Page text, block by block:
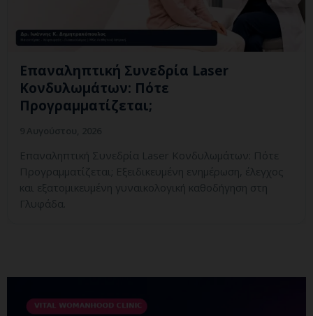
Επαναληπτική Συνεδρία Laser
Κονδυλωμάτων: Πότε
Προγραμματίζεται;
Επαναληπτική Συνεδρία Laser Κονδυλωμάτων: Πότε
Προγραμματίζεται; Εξειδικευμένη ενημέρωση, έλεγχος
και εξατομικευμένη γυναικολογική καθοδήγηση στη
Γλυφάδα.